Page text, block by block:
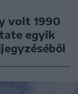
volt 1990
egyik